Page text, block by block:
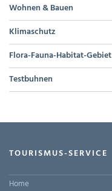
Wohnen & Bauen
Klimaschutz
Flora-Fauna-Habitat-Gebiet
Testbuhnen
TOURISMUS-SERVICE
Home